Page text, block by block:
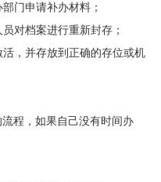
门申请补办材料；
对档案进行重新封存；
，并存放到正确的存位或机
程，如果自己没有时间办